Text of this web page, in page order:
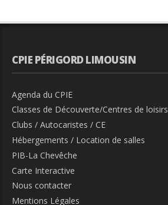
CPIE PÉRIGORD LIMOUSIN
Agenda du CPIE
Classes de Découverte/Centres de loisirs
Clubs / Autocaristes / CE
Hébergements / Location de salles
PIB-La Chevêche
Carte Interactive
Nous contacter
Mentions Légales